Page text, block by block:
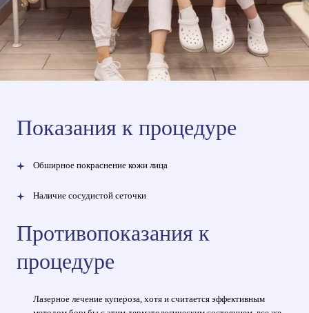
Показания к процедуре
Обширное покраснение кожи лица
Наличие сосудистой сеточки
Противопоказания к
процедуре
Лазерное лечение купероза, хотя и считается эффективным